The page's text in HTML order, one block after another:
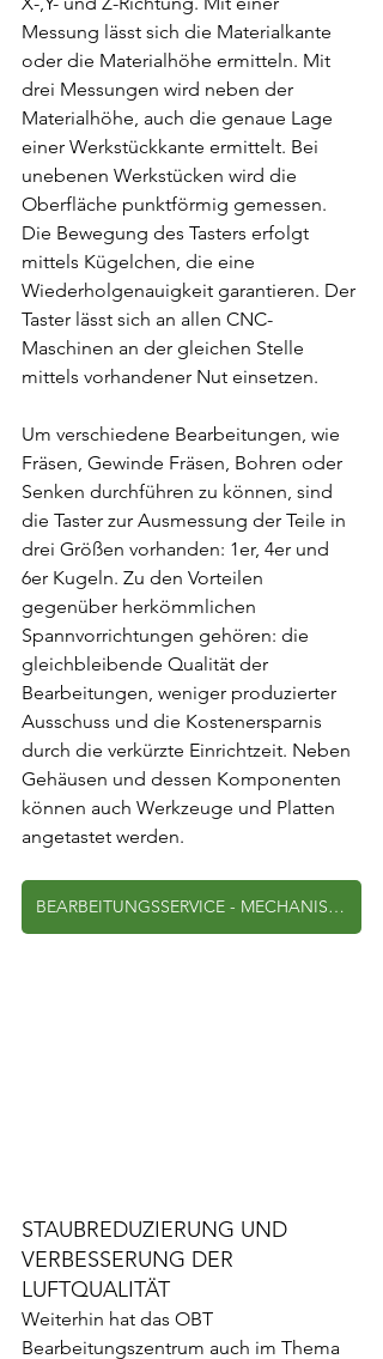
Messung lässt sich die Materialkante
oder die Materialhöhe ermitteln. Mit
drei Messungen wird neben der
Materialhöhe, auch die genaue Lage
einer Werkstückkante ermittelt. Bei
unebenen Werkstücken wird die
Oberfläche punktförmig gemessen.
Die Bewegung des Tasters erfolgt
mittels Kügelchen, die eine
Wiederholgenauigkeit garantieren. Der
Taster lässt sich an allen CNC-
Maschinen an der gleichen Stelle
mittels vorhandener Nut einsetzen.
Um verschiedene Bearbeitungen, wie
Fräsen, Gewinde Fräsen, Bohren oder
Senken durchführen zu können, sind
die Taster zur Ausmessung der Teile in
drei Größen vorhanden: 1er, 4er und
6er Kugeln. Zu den Vorteilen
gegenüber herkömmlichen
Spannvorrichtungen gehören: die
gleichbleibende Qualität der
Bearbeitungen, weniger produzierter
Ausschuss und die Kostenersparnis
durch die verkürzte Einrichtzeit. Neben
Gehäusen und dessen Komponenten
können auch Werkzeuge und Platten
angetastet werden.
BEARBEITUNGSSERVICE - MECHANISCHE BEARBEITUNG
STAUBREDUZIERUNG UND
VERBESSERUNG DER
LUFTQUALITÄT
Weiterhin hat das OBT
Bearbeitungszentrum auch im Thema